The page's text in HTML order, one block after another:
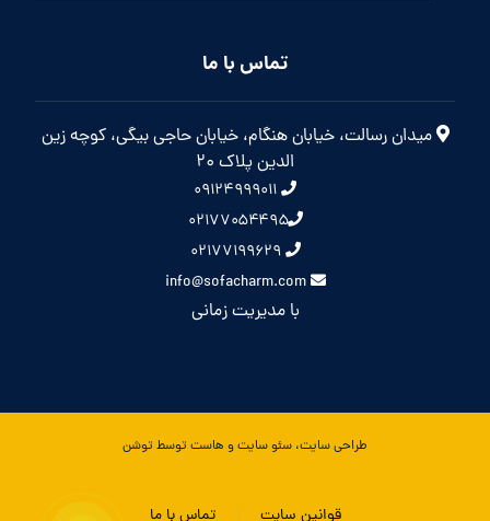
تماس با ما
میدان رسالت، خیابان هنگام، خیابان حاجی بیگی، کوچه زین
الدین پلاک 20
۰۲۱۷۷۰۵۴۴۹۵
۰۲۱۷۷۱۹۹۶۲۹
info@sofacharm.com
با مدیریت زمانی
طراحی سایت، سئو سایت و هاست توسط توشن
تماس با ما قوانین سایت